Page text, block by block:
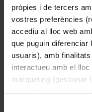
pròpies i de tercers
vostres preferències
accediu al lloc web
que puguin diferenciar
usuaris), amb
interactueu amb el
màrqueting (gestionar
Amplificador
Desconegut